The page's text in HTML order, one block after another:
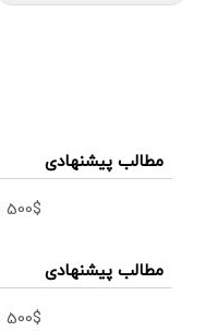
مطالب پیشنهادی
500$ هدیه به کاربران جدید،ثبت نام کن
مطالب پیشنهادی
500$ هدیه به کاربران جدید،ثبت نام کن